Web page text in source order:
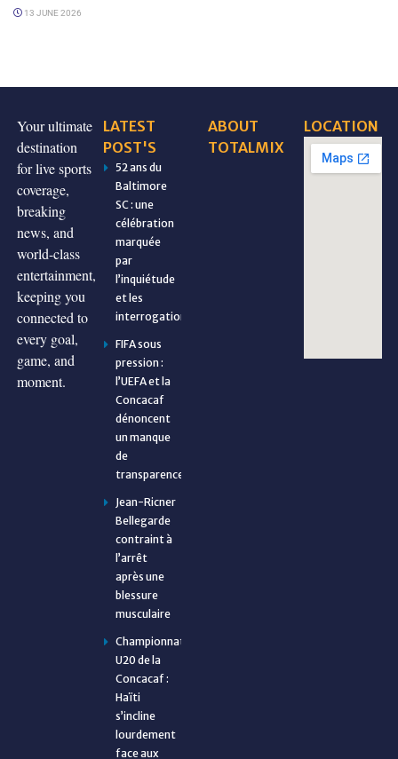
13 JUNE 2026
Your ultimate
destination
for live sports
coverage,
breaking
news, and
world-class
entertainment,
keeping you
connected to
every goal,
game, and
moment.
LATEST
POST'S
52 ans du
Baltimore
SC : une
célébration
marquée
par
l’inquiétude
et les
interrogations
FIFA sous
pression :
l’UEFA et la
Concacaf
dénoncent
un manque
de
transparence
Jean-Ricner
Bellegarde
contraint à
l’arrêt
après une
blessure
musculaire
Championnat
U20 de la
Concacaf :
Haïti
s’incline
lourdement
face aux
ABOUT
TOTALMIX
LOCATION